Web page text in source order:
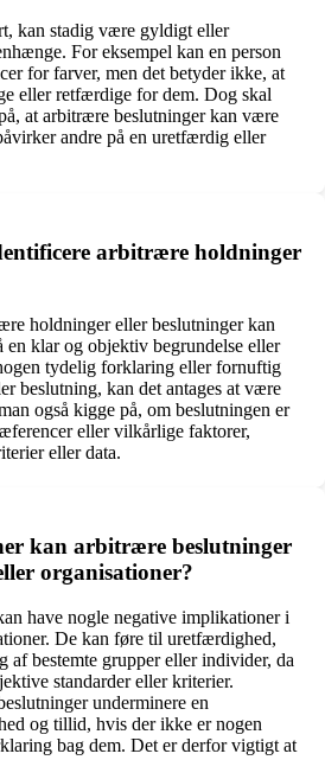
kan stadig være gyldigt eller
For eksempel kan en person
for farver, men det betyder ikke, at
eller retfærdige for dem. Dog skal
at arbitrære beslutninger kan være
andre på en uretfærdig eller
arbitrære holdninger
holdninger eller beslutninger kan
en klar og objektiv begrundelse eller
tydelig forklaring eller fornuftig
beslutning, kan det antages at være
også kigge på, om beslutningen er
eller vilkårlige faktorer,
eller data.
kan arbitrære beslutninger
organisationer?
have nogle negative implikationer i
De kan føre til uretfærdighed,
af bestemte grupper eller individer, da
standarder eller kriterier.
underminere en
og tillid, hvis der ikke er nogen
bag dem. Det er derfor vigtigt at